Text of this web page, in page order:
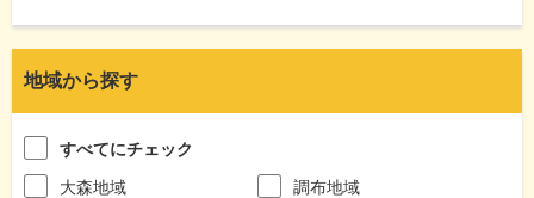
地域から探す
すべてにチェック
大森地域
調布地域